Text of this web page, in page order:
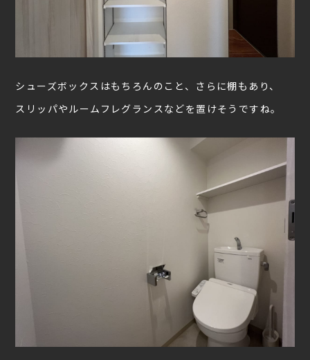
シューズボックスはもちろんのこと、さらに棚もあり、
スリッパやルームフレグランスなどを置けそうですね。